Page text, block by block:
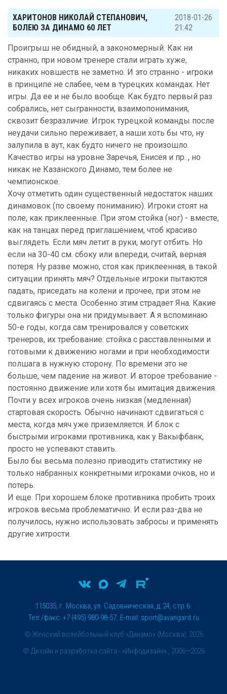
ХАРИТОНОВ НИКОЛАЙ СТЕПАНОВИЧ,
БОЛЕЮ ЗА ДИНАМО 60 ЛЕТ
2018-01-26
21:42
Проигрыш не обидный, а закономерный. Как ни
странно, при новом тренере стали играть хуже,
никаких новшеств не заметно. И это странно - игроки
в принципе не слабее, чем в турецких командах. Нет
игры. Да ее и не было вообще. Как будто первый раз
собрались, нет сыгранности, взаимопонимания,
сквозит безразличие. Игрок турецкой команды после
неудачи сильно переживает, а наши хоть бы что, ну
залупила в аут, как будто ничего не произошло.
Качество игры на уровне Заречья, Енисея и пр. , но
никак не Казанского Динамо, тем более не
чемпионское.
Хочу отметить один существенный недостаток наших
динамовок (по своему пониманию). Игроки стоят на
поле, как приклеенные. При этом стойка (ног) - вместе,
как на танцах перед приглашением, чтоб красиво
выглядеть. Если мяч летит в руки, могут отбить. Но
если на 30-40 см. сбоку или впереди, считай, верная
потеря. Ну разве можно, стоя как приклеенная, в такой
ситуации принять мяч? Отдельные игроки пытаются
падать, приседать на колени и прочее, при этом не
сдвигаясь с места. Особенно этим страдает Яна. Какие
только фигуры она ни придумывает. А я вспоминаю
50-е годы, когда сам тренировался у советских
тренеров, их требование: стойка с расставленными и
готовыми к движению ногами и при необходимости
полшага в нужную сторону. По времени это не
больше, чем падение на живот. И второе требование -
постоянно движение или хотя бы имитация движения.
Почти у всех игроков очень низкая (медленная)
стартовая скорость. Обычно начинают сдвигаться с
места, когда мяч уже приземляется. И блок с
быстрыми игроками противника, как у Вакыфбанк,
просто не успевают ставить.
Было бы весьма полезно приводить статистику не
только набранных конкретными игроками очков, но и
потерь.
И еще. При хорошем блоке противника пробить троих
игроков весьма проблематично. И если раз-два не
получилось, нужно использовать забросы и применять
другие хитрости.
© Женский волейбольный клуб «Динамо» (Москва), 2026
115035, г. Москва, ул. Садовническая, д.24, стр.6.
Тел./факс: +7 (495) 980-98-57. E-mail: sport@avangard.ru
© Дизайн и разработка сайта - «Инфодизайн» , 2006—2026